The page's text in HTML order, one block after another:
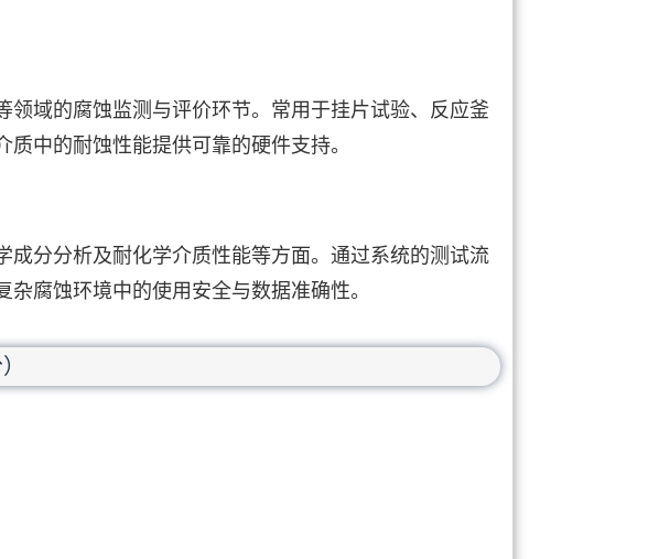
域的腐蚀监测与评价环节。常用于挂片试验、反应釜
中的耐蚀性能提供可靠的硬件支持。
分分析及耐化学介质性能等方面。通过系统的测试流
腐蚀环境中的使用安全与数据准确性。